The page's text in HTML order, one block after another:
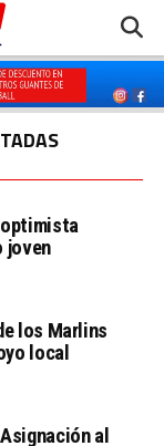
joven
los Marlins
local
al